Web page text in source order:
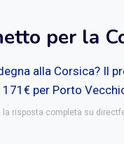
per la
alla Corsica? Il
per Porto
la risposta completa su